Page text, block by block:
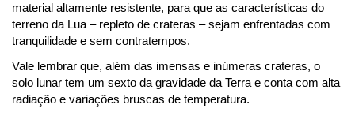
material altamente resistente, para que as características do
terreno da Lua – repleto de crateras – sejam enfrentadas com
tranquilidade e sem contratempos.
Vale lembrar que, além das imensas e inúmeras crateras, o
solo lunar tem um sexto da gravidade da Terra e conta com alta
radiação e variações bruscas de temperatura.